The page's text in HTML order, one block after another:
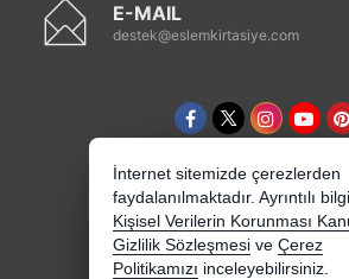
E-MAIL
destek@eslemkirtasiye.com
İnternet sitemizde çerezlerden
faydalanılmaktadır. Ayrıntılı
Kişisel Verilerin Korunması
Gizlilik Sözleşmesi ve Çerez
Politikamızı inceleyebilirsiniz.